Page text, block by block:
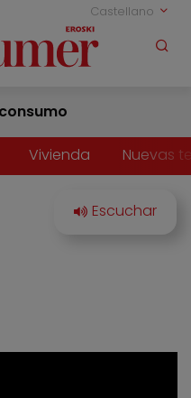
Castellano
Vivienda Nuevas